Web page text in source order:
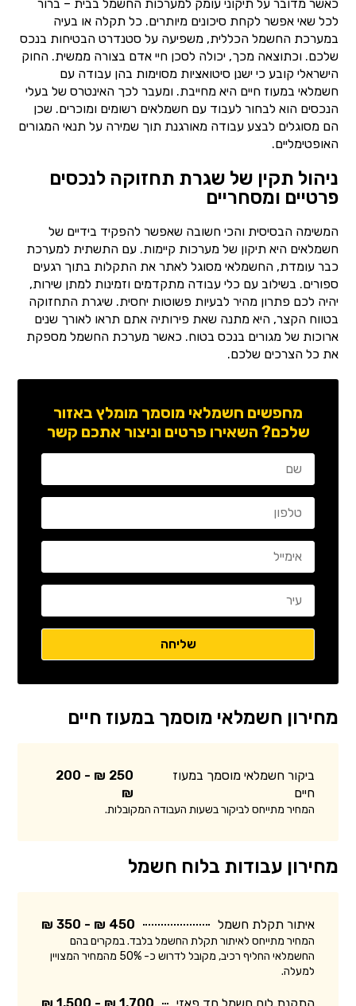
כאשר מדובר על תיקוני עומק למערכות החשמל בבית – ברור
לכל שאי אפשר לקחת סיכונים מיותרים. כל תקלה או בעיה
במערכת החשמל הכללית, משפיעה על סטנדרט הבטיחות בנכס
שלכם. וכתוצאה מכך, יכולה לסכן חיי אדם בצורה ממשית. החוק
הישראלי קובע כי ישנן סיטואציות מסוימות בהן עבודה עם
חשמלאי במעוז חיים היא מחייבת. ומעבר לכך האינטרס של בעלי
הנכסים הוא לבחור לעבוד עם חשמלאים רשומים ומוכרים. שכן
הם מסוגלים לבצע עבודה מאורגנת תוך שמירה על תנאי המגורים
האופטימליים.
ניהול תקין של שגרת תחזוקה לנכסים
פרטיים ומסחריים
המשימה הבסיסית והכי חשובה שאפשר להפקיד בידיים של
חשמלאים היא תיקון של מערכות קיימות. עם התשתית למערכת
כבר עומדת, החשמלאי מסוגל לאתר את התקלות בתוך רגעים
ספורים. בשילוב עם כלי עבודה מתקדמים וזמינות למתן שירות,
יהיה לכם פתרון מהיר לבעיות פשוטות יחסית. שיגרת התחזוקה
בטווח הקצר, היא מתנה שאת פירותיה אתם תראו לאורך שנים
ארוכות של מגורים בנכס בטוח. כאשר מערכת החשמל מספקת
את כל הצרכים שלכם.
מחפשים חשמלאי מוסמך מומלץ באזור
שלכם? השאירו פרטים וניצור אתכם קשר
מחירון חשמלאי מוסמך במעוז חיים
ביקור חשמלאי מוסמך במעוז
חיים
250 ₪ - 200
₪
המחיר מתייחס לביקור בשעות העבודה המקובלות.
מחירון עבודות בלוח חשמל
איתור תקלת חשמל 450 ₪ - 350 ₪
המחיר מתייחס לאיתור תקלת החשמל בלבד. במקרים בהם
החשמלאי החליף רכיב, מקובל לדרוש כ- 50% מהמחיר המצויין
למעלה.